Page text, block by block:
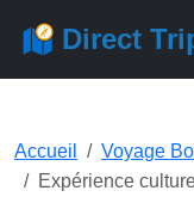
Direct
Accueil
Voyage
Expérience